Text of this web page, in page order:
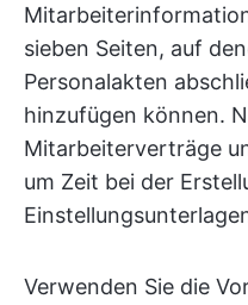
sieben Seiten, auf
Personalakten
hinzufügen können.
Mitarbeiterverträge
um Zeit bei der
Verwenden Sie die